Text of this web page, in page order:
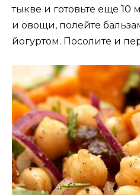
тыкве и готовьте еще 10
и овощи, полейте
йогуртом. Посолите и